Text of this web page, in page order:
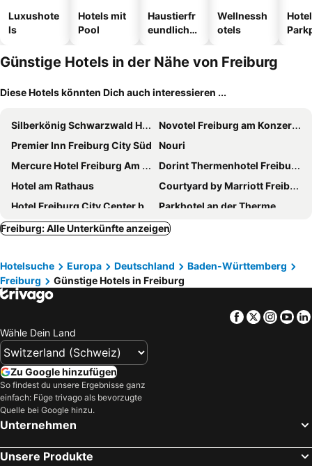
Luxushote
ls
Hotels mit
Pool
Haustierfr
eundliche
Wellnessh
otels
Günstige Hotels in der Nähe von Freiburg
Diese Hotels könnten Dich auch interessieren ...
Silberkönig Schwarzwald Hotel & Restaurant Ringhotel
Novotel Freiburg am Konzerthaus
Premier Inn Freiburg City Süd
Nouri
Mercure Hotel Freiburg Am Muenster
Dorint Thermenhotel Freiburg
Hotel am Rathaus
Courtyard by Marriott Freiburg
Hotel Freiburg City Center by Leonardo Hotels
Parkhotel an der Therme
Hotel Hirschen
Best Western Premier Hotel Victoria
DORMERO Hotel Freiburg
Motel One Freiburg
Premier Inn Freiburg City Nord hotel
Aparthotel Adagio Access Freiburg
Stadthotel Freiburg
Hotel Stadt Freiburg
Hotel Schwärs Löwen Freiburg
Schloss Reinach
Hotel Libertas Elements Pure
City Hotel Freiburg
Hotel - Landgasthof Rebstock
Boutiquehotel Oberkirch im Zentrum
Bergseele Privat- & Retreathotel Schwarzwald
Hotel Waldeck
Freiburg: Alle Unterkünfte anzeigen
Hotelsuche Europa Deutschland
Baden-Württemberg
Freiburg
Günstige Hotels in Freiburg
Facebook
Twitter
Wähle Dein Land
Zu Google hinzufügen
So findest du unsere Ergebnisse ganz
einfach: Füge trivago als bevorzugte
Quelle bei Google hinzu.
Unternehmen
Unsere Produkte